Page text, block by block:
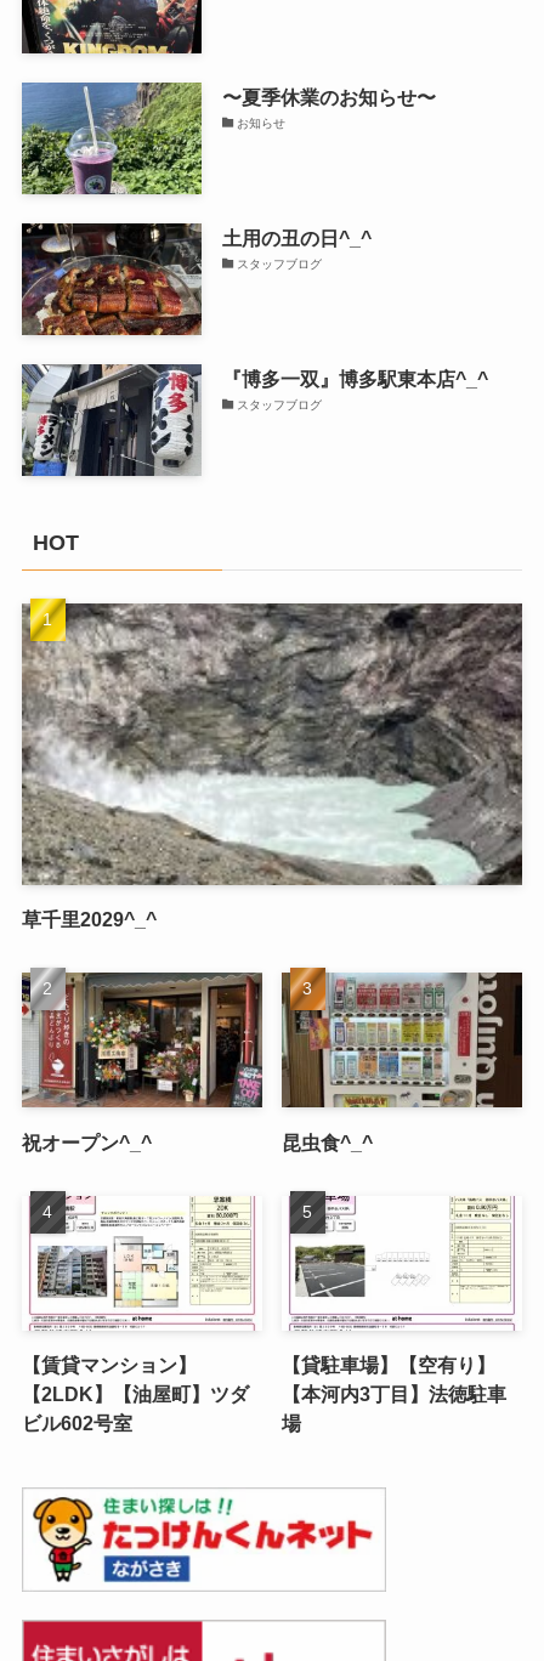
〜夏季休業のお知らせ〜
お知らせ
土用の丑の日^_^
スタッフブログ
『博多一双』博多駅東本店^_^
スタッフブログ
HOT
草千里2029^_^
祝オープン^_^ 昆虫食^_^
【賃貸マンション】
【2LDK】【油屋町】ツダ
ビル602号室
【貸駐車場】【空有り】
【本河内3丁目】法徳駐車
場